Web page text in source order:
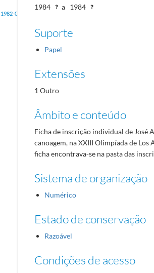
1982-05-12/1982-05-12
1984 a 1984
Suporte
Papel
Extensões
1 Outro
Âmbito e conteúdo
Ficha de inscrição individual de José
canoagem, na XXIII Olimpíada de Los
ficha encontrava-se na pasta das
Sistema de organização
Numérico
Estado de conservação
Razoável
Condições de acesso